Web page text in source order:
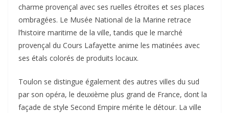
charme provençal avec ses ruelles étroites et ses places
ombragées. Le Musée National de la Marine retrace
l’histoire maritime de la ville, tandis que le marché
provençal du Cours Lafayette anime les matinées avec
ses étals colorés de produits locaux.
Toulon se distingue également des autres villes du sud
par son opéra, le deuxième plus grand de France, dont la
façade de style Second Empire mérite le détour. La ville